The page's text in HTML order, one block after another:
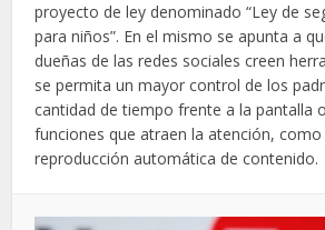
proyecto de ley denominado “Ley de
para niños”. En el mismo se apunta a
dueñas de las redes sociales creen
se permita un mayor control de los
cantidad de tiempo frente a la pantalla
funciones que atraen la atención, como
reproducción automática de contenido.